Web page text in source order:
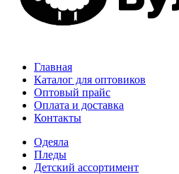
Главная
Каталог для оптовиков
Оптовый прайс
Оплата и доставка
Контакты
Одеяла
Пледы
Детский ассортимент